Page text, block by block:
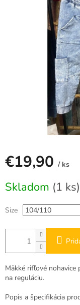
5
€19,90 / ks
cena:
Skladom (1 ks)
Size
Mäkké rifľové nohavice
na reguláciu.
Popis a špecifikácia